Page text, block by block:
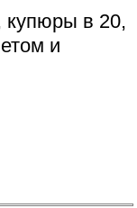
купюры в 20,
и